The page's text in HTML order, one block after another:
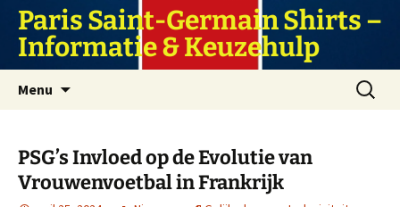
naar
inhoud
Paris Saint-Germain Shirts –
Informatie & Keuzehulp
Menu
Zoeken
naar:
PSG’s Invloed op de Evolutie van
Vrouwenvoetbal in Frankrijk